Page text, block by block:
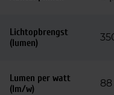
Lichtopbrengst
(lumen)
Lumen per watt
(lm/w)
88